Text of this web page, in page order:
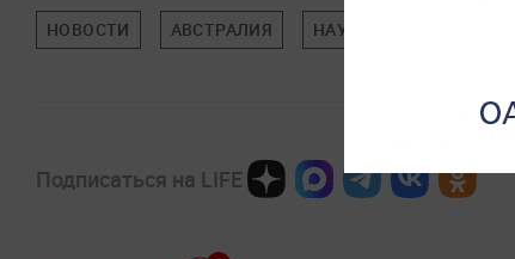
НОВОСТИ АВСТРАЛИЯ НАУКА
Подписаться на LIFE